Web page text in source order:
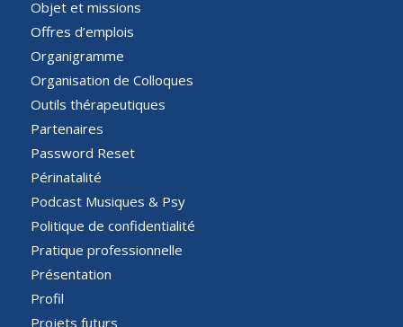
Objet et missions
Offres d’emplois
Organigramme
Organisation de Colloques
Outils thérapeutiques
Partenaires
Password Reset
Périnatalité
Podcast Musiques & Psy
Politique de confidentialité
Pratique professionnelle
Présentation
Profil
Projets futurs